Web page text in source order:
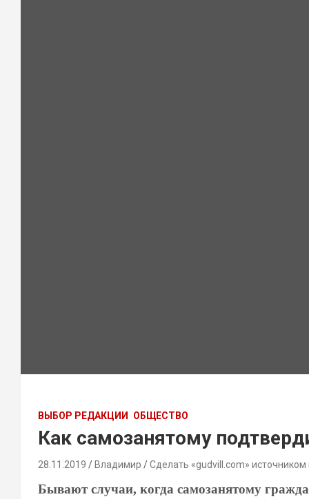
ВЫБОР РЕДАКЦИИ ОБЩЕСТВО
Как самозанятому
28.11.2019 Владимир Сделать «gudvill.com» источником
Бывают случаи, когда самозанятому